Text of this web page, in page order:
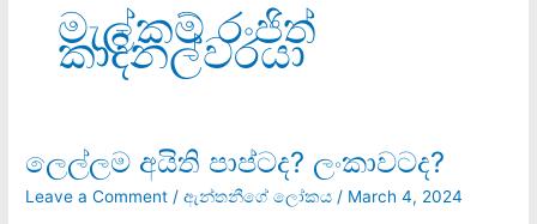
මැල්කම් රංජිත්
කාදිනල්වරයා
ලෙල්ලම අයිති පාප්ටද? ලංකාවටද?
Leave a Comment /ඇන්තනීගේ ලෝකය / March 4, 2024
ලෙල්ලම
අයිති
පාප්ටද?